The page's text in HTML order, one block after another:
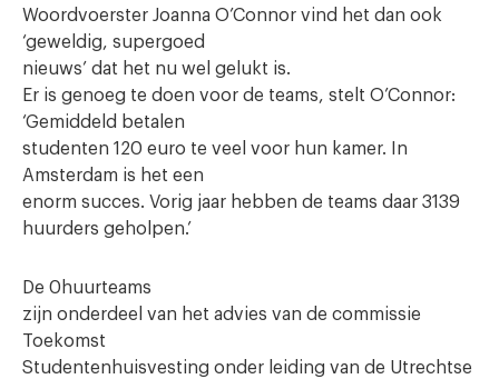
Woordvoerster Joanna O’Connor vind het dan ook
‘geweldig, supergoed
nieuws’ dat het nu wel gelukt is.
Er is genoeg te doen voor de teams, stelt O’Connor:
‘Gemiddeld betalen
studenten 120 euro te veel voor hun kamer. In
Amsterdam is het een
enorm succes. Vorig jaar hebben de teams daar 3139
huurders geholpen.’
De 0huurteams
zijn onderdeel van het advies van de commissie
Toekomst
Studentenhuisvesting onder leiding van de Utrechtse